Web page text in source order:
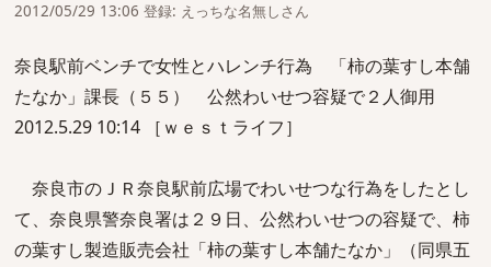
2012/05/29 13:06 登録: えっちな名無しさん
奈良駅前ベンチで女性とハレンチ行為 「柿の葉すし本舗
たなか」課長（５５） 公然わいせつ容疑で２人御用
2012.5.29 10:14 ［ｗｅｓｔライフ］
奈良市のＪＲ奈良駅前広場でわいせつな行為をしたとし
て、奈良県警奈良署は２９日、公然わいせつの容疑で、柿
の葉すし製造販売会社「柿の葉すし本舗たなか」（同県五